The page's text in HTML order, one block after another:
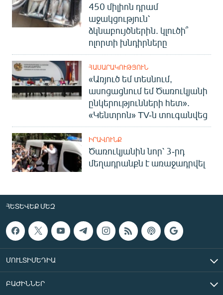
450 միլիոն դրամ
աջակցություն՝
ձկնաբույծներին. կլուծի՞
ոլորտի խնդիրները
ՀԱՍԱՐԱԿՈՒԹՅՈՒՆ
«Առյուծ եմ տեսնում,
ասոցացնում եմ Ծառուկյանի
ընկերությունների հետ».
«Կենտրոն» TV-ն տուգանվեց
ԻՐԱՎՈՒՆՔ
Ծառուկյանին նոր՝ 3-րդ
մեղադրանքն է առաջադրվել
ՀԵՏԵՎԵՔ ՄԵԶ
ՄՈՒԼՏԻՄԵԴԻԱ
ԲԱԺԻՆՆԵՐ